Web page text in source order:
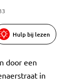
Hulp bij lezen
door een
in